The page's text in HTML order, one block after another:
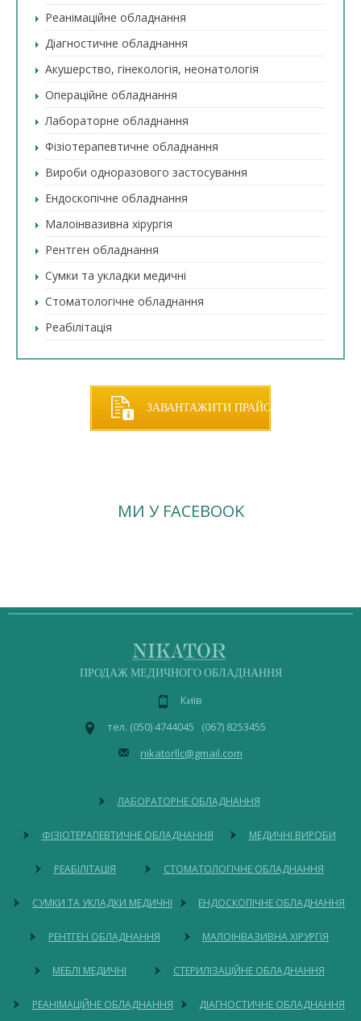
Реанімаційне обладнання
Діагностичне обладнання
Акушерство, гінекологія, неонатологія
Операційне обладнання
Лабораторне обладнання
Фізіотерапевтичне обладнання
Вироби одноразового застосування
Ендоскопічне обладнання
Малоінвазивна хірургія
Рентген обладнання
Сумки та укладки медичні
Стоматологічне обладнання
Реабілітація
ЗАВАНТАЖИТИ ПРАЙС
МИ У FACEBOOK
ПРОДАЖ МЕДИЧНОГО ОБЛАДНАННЯ
Київ
тел. (050) 4744045 (067) 8253455
nikatorllc@gmail.com
ЛАБОРАТОРНЕ ОБЛАДНАННЯ
ФІЗІОТЕРАПЕВТИЧНЕ ОБЛАДНАННЯ МЕДИЧНІ ВИРОБИ
РЕАБІЛІТАЦІЯ СТОМАТОЛОГІЧНЕ ОБЛАДНАННЯ
СУМКИ ТА УКЛАДКИ МЕДИЧНІ ЕНДОСКОПІЧНЕ ОБЛАДНАННЯ
РЕНТГЕН ОБЛАДНАННЯ МАЛОІНВАЗИВНА ХІРУРГІЯ
МЕБЛІ МЕДИЧНІ СТЕРИЛІЗАЦІЙНЕ ОБЛАДНАННЯ
РЕАНІМАЦІЙНЕ ОБЛАДНАННЯ ДІАГНОСТИЧНЕ ОБЛАДНАННЯ